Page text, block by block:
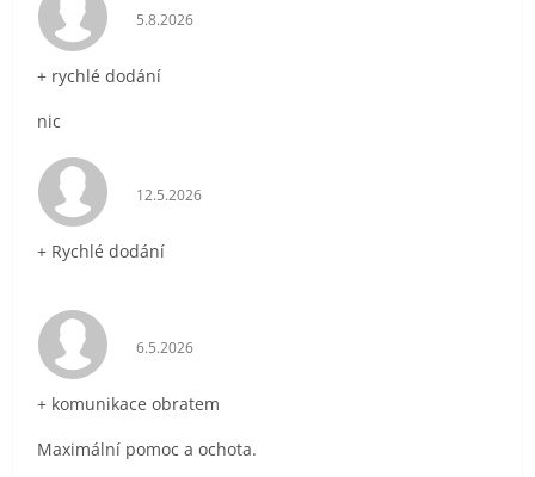
Hodnocení obchodu je 5 z 5 hvězdiček.
5.8.2026
+ rychlé dodání
nic
Hodnocení obchodu je 5 z 5 hvězdiček.
12.5.2026
+ Rychlé dodání
Hodnocení obchodu je 5 z 5 hvězdiček.
6.5.2026
+ komunikace obratem
Maximální pomoc a ochota.